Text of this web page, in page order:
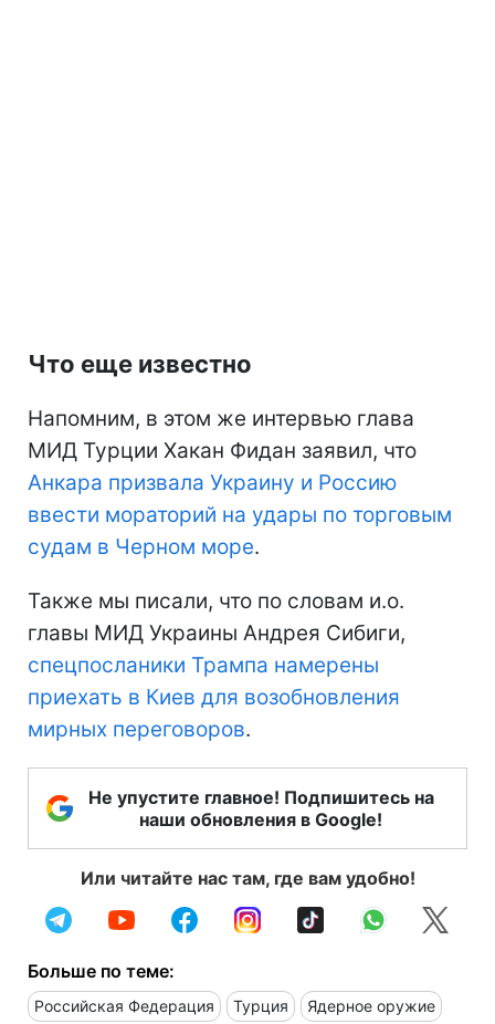
Что еще известно
Напомним, в этом же интервью глава
МИД Турции Хакан Фидан заявил, что
Анкара призвала Украину и Россию
ввести мораторий на удары по торговым
судам в Черном море.
Также мы писали, что по словам и.о.
главы МИД Украины Андрея Сибиги,
спецпосланики Трампа намерены
приехать в Киев для возобновления
мирных переговоров.
Не упустите главное! Подпишитесь на
наши обновления в Google!
Или читайте нас там, где вам удобно!
Больше по теме:
Российская Федерация Турция Ядерное оружие